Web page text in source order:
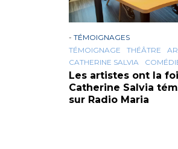
- TÉMOIGNAGES
TÉMOIGNAGE
THÉÂTRE
CATHERINE SALVIA
Les artistes ont la
Catherine Salvia
sur Radio Maria